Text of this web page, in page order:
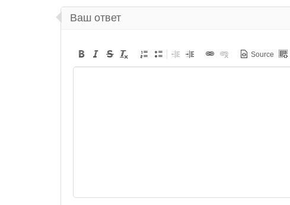
Ваш ответ
Source